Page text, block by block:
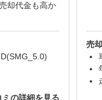
却代金も高か
ミの詳細を見る
売